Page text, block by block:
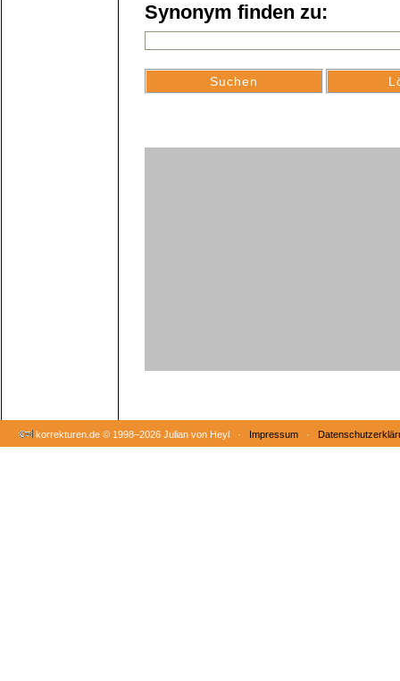
Synonym finden zu:
korrekturen.de © 1998–2026 Julian von Heyl · Impressum ·